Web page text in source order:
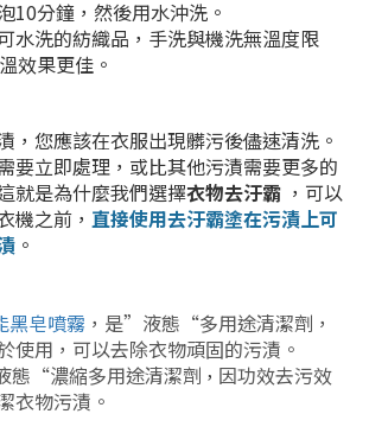
10分鐘，然後用水沖洗。
水洗的紡織品，手洗與機洗無溫度限
效果更佳。
，您應該在衣服出現髒污後儘速清洗。
要立即處理，或比其他污漬需要更多的
就是為什麼我們選擇衣物去汙霸 ，可以
機之前， 直接使用去汙霸塗在污漬上可
。
黑皂噴霧 ，是”液態“多用途清潔劑，
使用，可以去除衣物頑固的污漬。
態“濃縮多用途清潔劑 ， 因功效去污效
衣物污漬 。